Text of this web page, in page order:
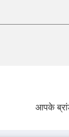
आपके